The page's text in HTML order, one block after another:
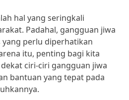
hal yang seringkali
Padahal, gangguan jiwa
yang perlu diperhatikan
itu, penting bagi kita
ciri-ciri gangguan jiwa
bantuan yang tepat pada